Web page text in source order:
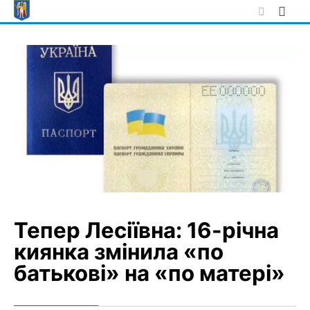
Skip
to
Тепер Лесіївна: 16-річна
киянка змінила «по
батькові» на «по матері»